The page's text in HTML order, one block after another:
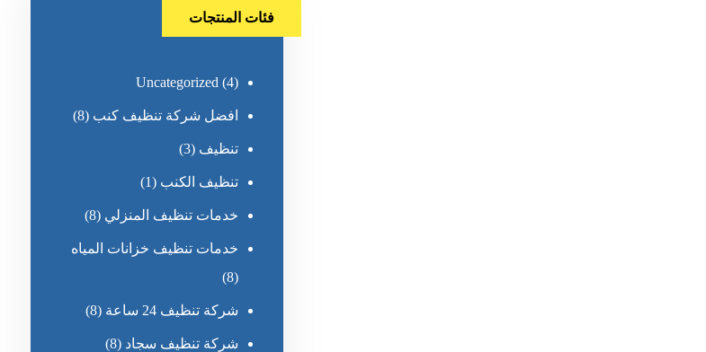
فئات المنتجات
Uncategorized (4)
افضل شركة تنظيف كنب (8)
تنظيف (3)
تنظيف الكنب (1)
خدمات تنظيف المنزلي (8)
خدمات تنظيف خزانات المياه
(8)
شركة تنظيف 24 ساعة (8)
شركة تنظيف سجاد (8)